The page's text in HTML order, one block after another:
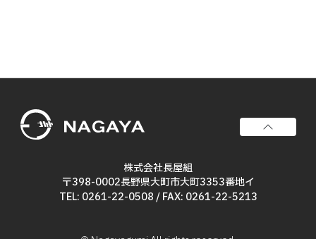
株式会社長屋組
〒398-0002長野県大町市大町3353番地イ
TEL: 0261-22-0508/ FAX: 0261-22-5213